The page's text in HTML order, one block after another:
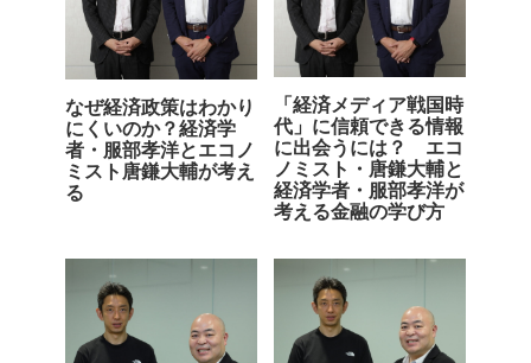
なぜ経済政策はわかり
にくいのか？経済学
者・服部孝洋とエコノ
ミスト唐鎌大輔が考え
る
「経済メディア戦国時
代」に信頼できる情報
に出会うには？ エコ
ノミスト・唐鎌大輔と
経済学者・服部孝洋が
考える金融の学び方